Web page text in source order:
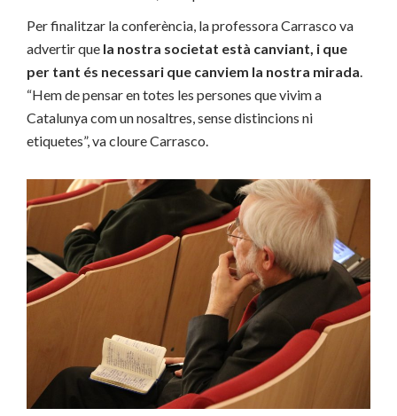
Per finalitzar la conferència, la professora Carrasco va
advertir que la nostra societat està canviant, i que
per tant és necessari que canviem la nostra mirada.
“Hem de pensar en totes les persones que vivim a
Catalunya com un nosaltres, sense distincions ni
etiquetes”, va cloure Carrasco.